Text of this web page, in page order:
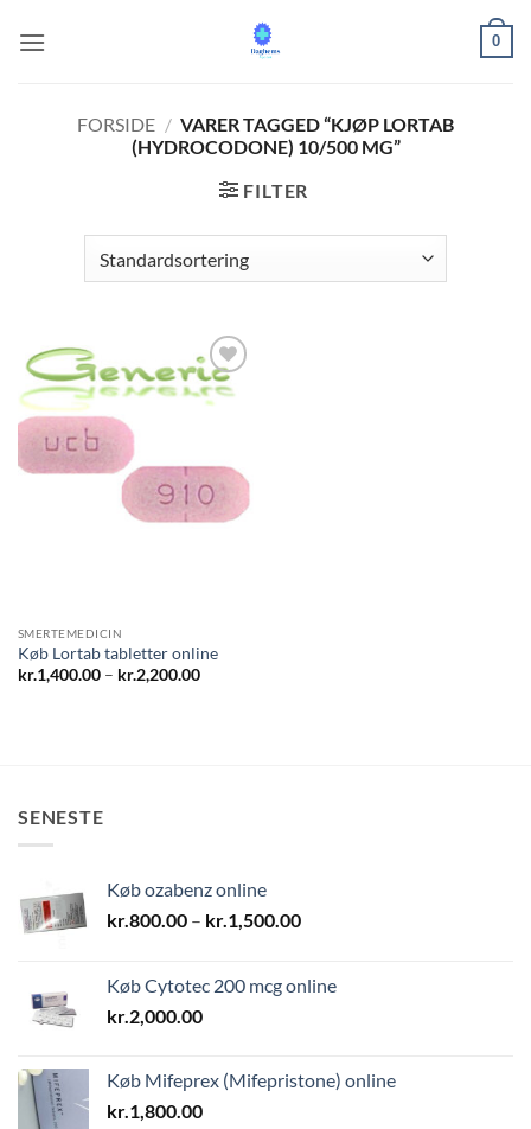
0
FORSIDE / VARER TAGGED “KJØP LORTAB
(HYDROCODONE) 10/500 MG”
FILTER
Add to
wishlist
SMERTEMEDICIN
Køb Lortab tabletter online
kr.1,400.00 – kr.2,200.00Prisinterval:
SENESTE
Køb ozabenz online
kr.800.00 – kr.1,500.00Prisinterval:
kr.1,500.00
Køb Cytotec 200 mcg online
kr.2,000.00
Køb Mifeprex (Mifepristone) online
kr.1,800.00